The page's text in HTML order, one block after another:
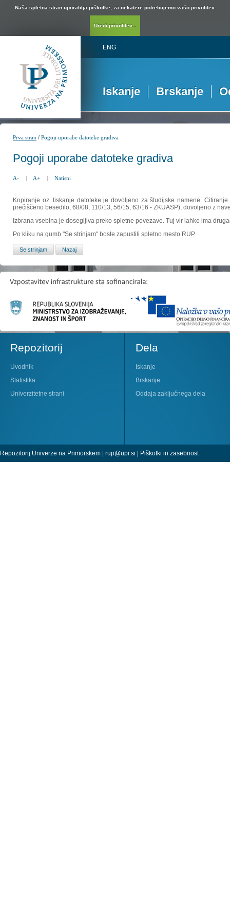
Naša spletna stran uporablja piškotke, za nekatere potrebujemo vašo privolitev.
Uredi privolitev...
ENG
Iskanje Brskanje
Prva stran /Pogoji uporabe datoteke gradiva
Pogoji uporabe datoteke gradiva
A- | A+ | Natisni
Kopiranje oz. tiskanje datoteke je dovoljeno za študijske namene.
prečiščeno besedilo, 68/08, 110/13, 56/15, 63/16 - ZKUASP), dovoljeno z
Izbrana vsebina je dosegljiva preko spletne povezave. Tuj vir lahko ima
Po kliku na gumb "Se strinjam" boste zapustili spletno mesto RUP.
Repozitorij
Uvodnik
Statistika
Univerzitetne strani
Dela
Iskanje
Brskanje
Oddaja zaključnega dela
Repozitorij Univerze na Primorskem | rup@upr.si | Piškotki in zasebnost